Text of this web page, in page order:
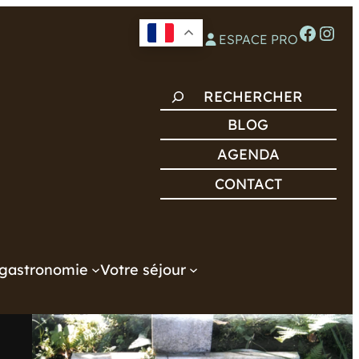
ESPACE PROFacebook Instagram
C
H
E
H
R
BLOG
AGENDA
CONTACT
Votre séjour